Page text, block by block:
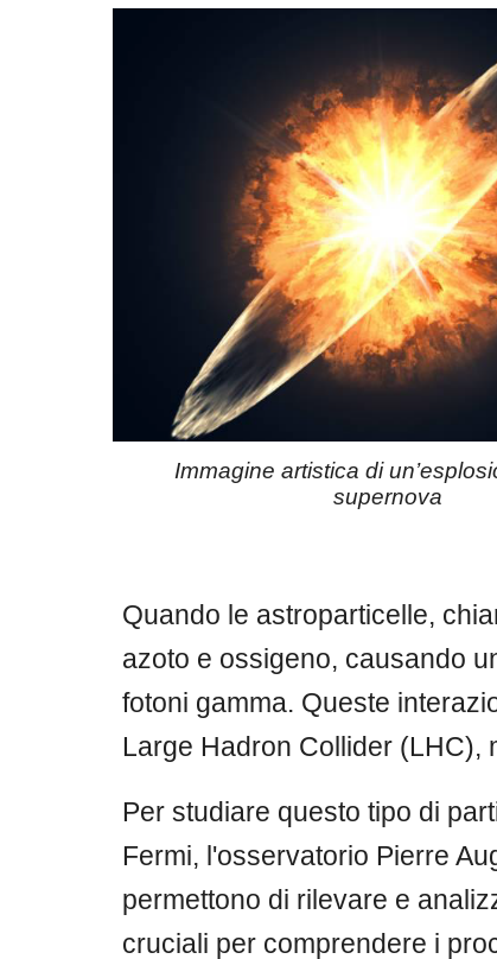
Immagine artistica di
supernova
Quando le astroparticelle,
azoto e ossigeno, causando
fotoni gamma. Queste
Large Hadron Collider (LHC),
Per studiare questo tipo di
Fermi, l'osservatorio Pierre
permettono di rilevare e
cruciali per comprendere i